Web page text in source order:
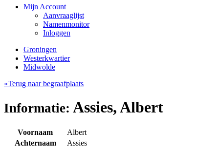
Mijn Account
Aanvraaglijst
Namenmonitor
Inloggen
Groningen
Westerkwartier
Midwolde
«Terug naar begraafplaats
Informatie: Assies, Albert
Voornaam
Albert
Achternaam
Assies